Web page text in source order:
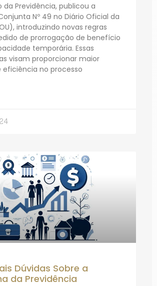
da Previdência, publicou a
Nº 49 no Diário Oficial da
introduzindo novas regras
de prorrogação de benefício
temporária. Essas
visam proporcionar maior
eficiência no processo
Dúvidas Sobre a
da Previdência